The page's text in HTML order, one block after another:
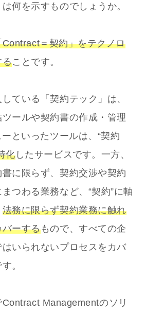
何を示すものでしょうか。
＝契約」をテクノロ
ることです。
ている「契約テック」は、
ールや契約書の作成・管理
といったツールは、“契約
化したサービスです。一方、
に限らず、契約交渉や契約
つわる業務など、“契約”に軸
法務に限らず契約業務に触れ
ーするもので、すべての企
いられないプロセスをカバ
。
Managementのソリ